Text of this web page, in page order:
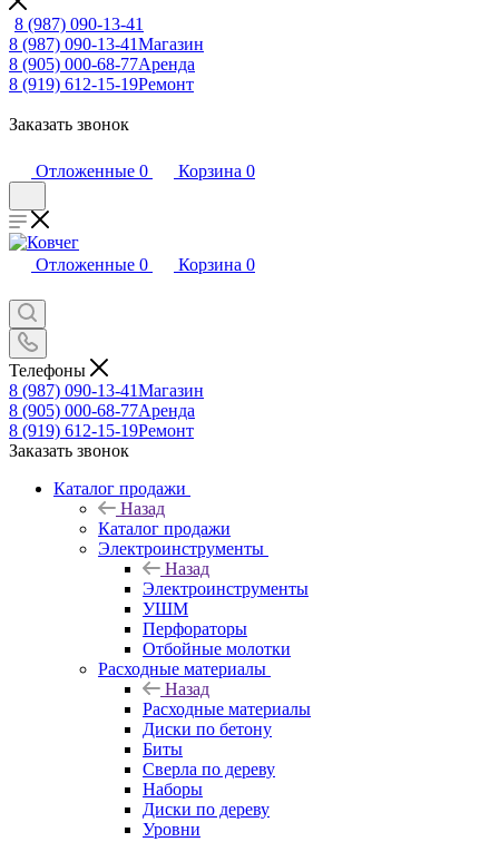
8 (987) 090-13-41
8 (987) 090-13-41Магазин
8 (905) 000-68-77Аренда
8 (919) 612-15-19Ремонт
Заказать звонок
Отложенные 0 Корзина 0
Отложенные 0 Корзина 0
Телефоны
8 (987) 090-13-41Магазин
8 (905) 000-68-77Аренда
8 (919) 612-15-19Ремонт
Заказать звонок
Каталог продажи
Назад
Каталог продажи
Электроинструменты
Назад
Электроинструменты
УШМ
Перфораторы
Отбойные молотки
Расходные материалы
Назад
Расходные материалы
Диски по бетону
Биты
Сверла по дереву
Наборы
Диски по дереву
Уровни